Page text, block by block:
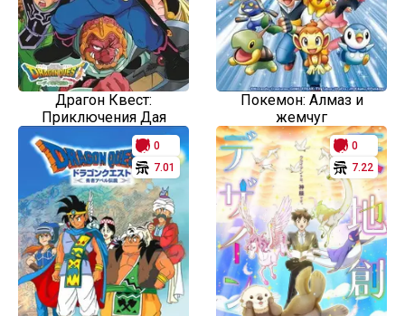
Драгон Квест:
Приключения Дая
Покемон: Алмаз и
жемчуг
0
7.01
0
7.22